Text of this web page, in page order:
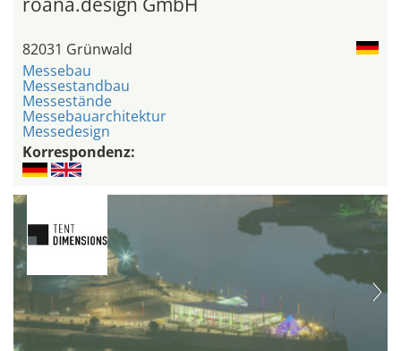
82031 Grünwald
Messebau
Messestandbau
Messestände
Messebauarchitektur
Messedesign
Korrespondenz: